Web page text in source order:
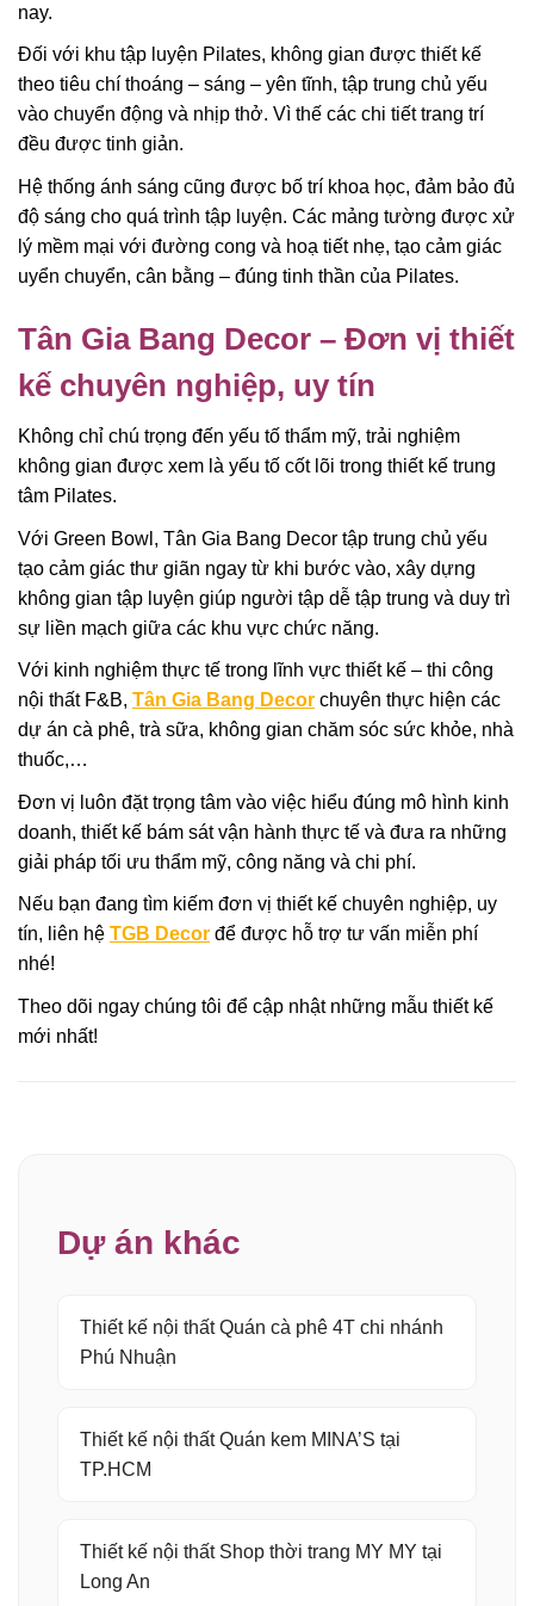
nay.
Đối với khu tập luyện Pilates, không gian được thiết kế
theo tiêu chí thoáng – sáng – yên tĩnh, tập trung chủ yếu
vào chuyển động và nhịp thở. Vì thế các chi tiết trang trí
đều được tinh giản.
Hệ thống ánh sáng cũng được bố trí khoa học, đảm bảo đủ
độ sáng cho quá trình tập luyện. Các mảng tường được xử
lý mềm mại với đường cong và hoạ tiết nhẹ, tạo cảm giác
uyển chuyển, cân bằng – đúng tinh thần của Pilates.
Tân Gia Bang Decor – Đơn vị thiết
kế chuyên nghiệp, uy tín
Không chỉ chú trọng đến yếu tố thẩm mỹ, trải nghiệm
không gian được xem là yếu tố cốt lõi trong thiết kế trung
tâm Pilates.
Với Green Bowl, Tân Gia Bang Decor tập trung chủ yếu
tạo cảm giác thư giãn ngay từ khi bước vào, xây dựng
không gian tập luyện giúp người tập dễ tập trung và duy trì
sự liền mạch giữa các khu vực chức năng.
Với kinh nghiệm thực tế trong lĩnh vực thiết kế – thi công
nội thất F&B, Tân Gia Bang Decor chuyên thực hiện các
dự án cà phê, trà sữa, không gian chăm sóc sức khỏe, nhà
thuốc,…
Đơn vị luôn đặt trọng tâm vào việc hiểu đúng mô hình kinh
doanh, thiết kế bám sát vận hành thực tế và đưa ra những
giải pháp tối ưu thẩm mỹ, công năng và chi phí.
Nếu bạn đang tìm kiếm đơn vị thiết kế chuyên nghiệp, uy
tín, liên hệ TGB Decor để được hỗ trợ tư vấn miễn phí
nhé!
Theo dõi ngay chúng tôi để cập nhật những mẫu thiết kế
mới nhất!
Dự án khác
Thiết kế nội thất Quán cà phê 4T chi nhánh
Phú Nhuận
Thiết kế nội thất Quán kem MINA’S tại
TP.HCM
Thiết kế nội thất Shop thời trang MY MY tại
Long An